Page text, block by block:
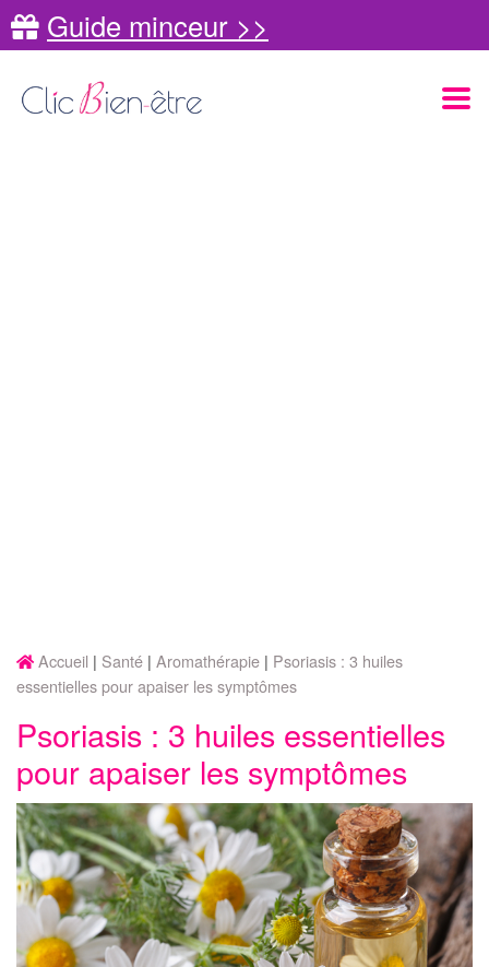
Guide minceur >>
Accueil Santé Aromathérapie
Psoriasis : 3 huiles
essentielles pour apaiser les symptômes
Psoriasis : 3 huiles essentielles
pour apaiser les symptômes